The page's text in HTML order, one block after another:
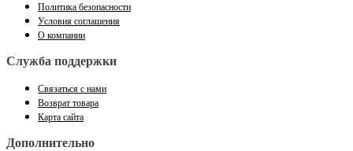
Политика безопасности
Условия соглашения
О компании
Служба поддержки
Связаться с нами
Возврат товара
Карта сайта
Дополнительно